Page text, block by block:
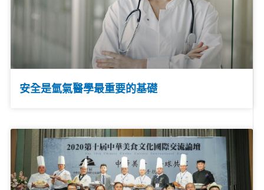
安全是氫氣醫學最重要的基礎